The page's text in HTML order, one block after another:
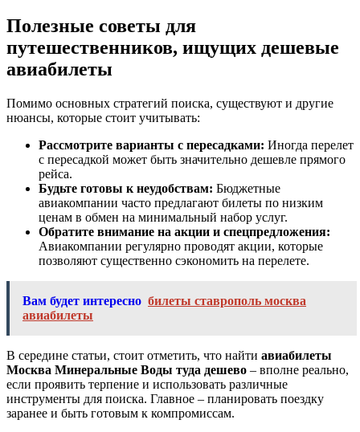
Полезные советы для
путешественников, ищущих дешевые
авиабилеты
Помимо основных стратегий поиска, существуют и другие
нюансы, которые стоит учитывать:
Рассмотрите варианты с пересадками: Иногда перелет
с пересадкой может быть значительно дешевле прямого
рейса.
Будьте готовы к неудобствам: Бюджетные
авиакомпании часто предлагают билеты по низким
ценам в обмен на минимальный набор услуг.
Обратите внимание на акции и спецпредложения:
Авиакомпании регулярно проводят акции, которые
позволяют существенно сэкономить на перелете.
Вам будет интересно билеты ставрополь москва
авиабилеты
В середине статьи, стоит отметить, что найти авиабилеты
Москва Минеральные Воды туда дешево – вполне реально,
если проявить терпение и использовать различные
инструменты для поиска. Главное – планировать поездку
заранее и быть готовым к компромиссам.